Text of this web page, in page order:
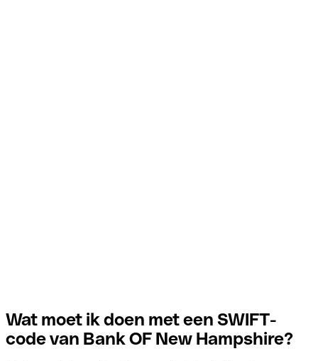
Wat moet ik doen met een SWIFT-
code van Bank OF New Hampshire?